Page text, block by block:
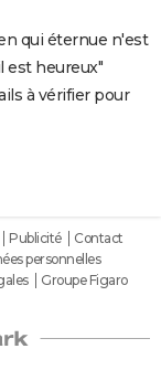
qui éternue n'est
est heureux"
à vérifier pour
Publicité
Contact
personnelles
Groupe Figaro